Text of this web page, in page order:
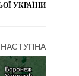
УКРАЇНИ
НАСТУПНА